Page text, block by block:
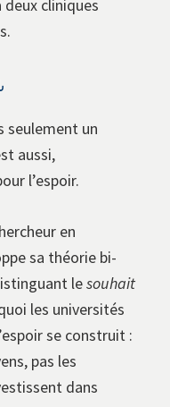
cliniques
seulement un
aussi,
l’espoir.
en
sa théorie bi-
lesouhait
les universités
se construit :
pas les
dans